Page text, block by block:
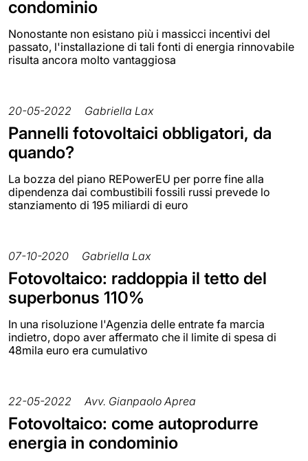
condominio
Nonostante non esistano più i massicci incentivi del
passato, l'installazione di tali fonti di energia rinnovabile
risulta ancora molto vantaggiosa
20-05-2022 Gabriella Lax
Pannelli fotovoltaici obbligatori, da
quando?
La bozza del piano REPowerEU per porre fine alla
dipendenza dai combustibili fossili russi prevede lo
stanziamento di 195 miliardi di euro
07-10-2020 Gabriella Lax
Fotovoltaico: raddoppia il tetto del
superbonus 110%
In una risoluzione l'Agenzia delle entrate fa marcia
indietro, dopo aver affermato che il limite di spesa di
48mila euro era cumulativo
22-05-2022 Avv. Gianpaolo Aprea
Fotovoltaico: come autoprodurre
energia in condominio